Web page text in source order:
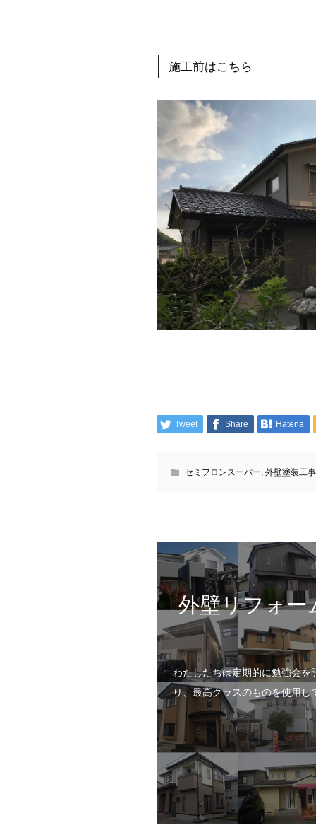
施工前はこちら
Tweet Share Hatena
セミフロンスーパー, 外壁塗装工事
外壁リフォー
わたしたちは定期的に勉強会
り、最高クラスのものを使用